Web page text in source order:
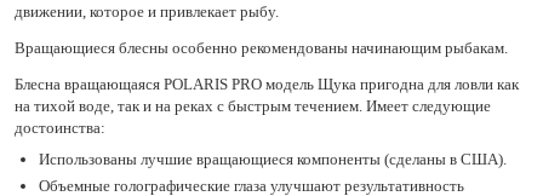
движении, которое и привлекает рыбу.
Вращающиеся блесны особенно рекомендованы начинающим рыбакам.
Блесна вращающаяся POLARIS PRO модель Щука пригодна для ловли как
на тихой воде, так и на реках с быстрым течением. Имеет следующие
достоинства:
Использованы лучшие вращающиеся компоненты (сделаны в США).
Объемные голографические глаза улучшают результативность